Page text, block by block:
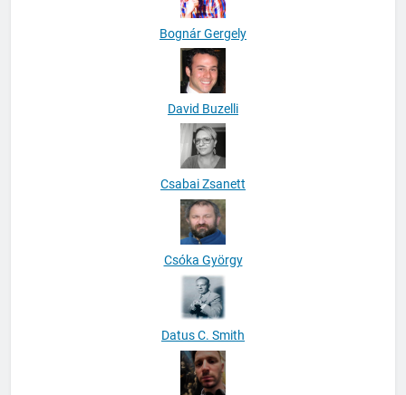
Bognár Gergely
David Buzelli
Csabai Zsanett
Csóka György
Datus C. Smith